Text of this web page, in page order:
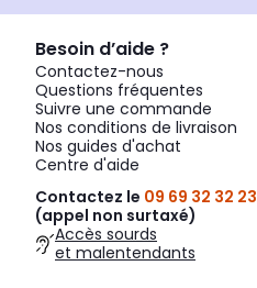
Besoin d’aide ?
Contactez-nous
Questions fréquentes
Suivre une commande
Nos conditions de livraison
Nos guides d'achat
Centre d'aide
Contactez le 09 69 32 32 23
(appel non surtaxé)
Accès sourds
et malentendants